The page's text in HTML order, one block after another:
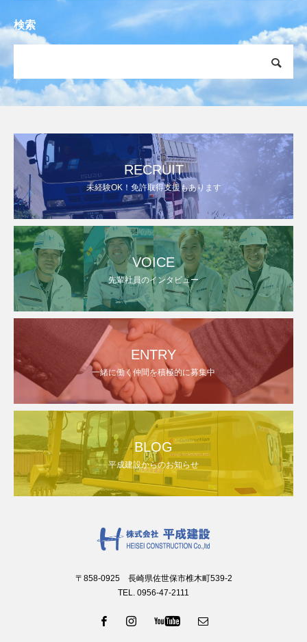
検索
RECRUIT
未経験OK！免許取得支援もあります
VOICE
先輩社員のインタビュー
ENTRY
一緒に働く仲間を積極的に募集中
BLOG
平成建設からのお知らせ
〒858-0925 長崎県佐世保市椎木町539-2
TEL. 0956-47-2111